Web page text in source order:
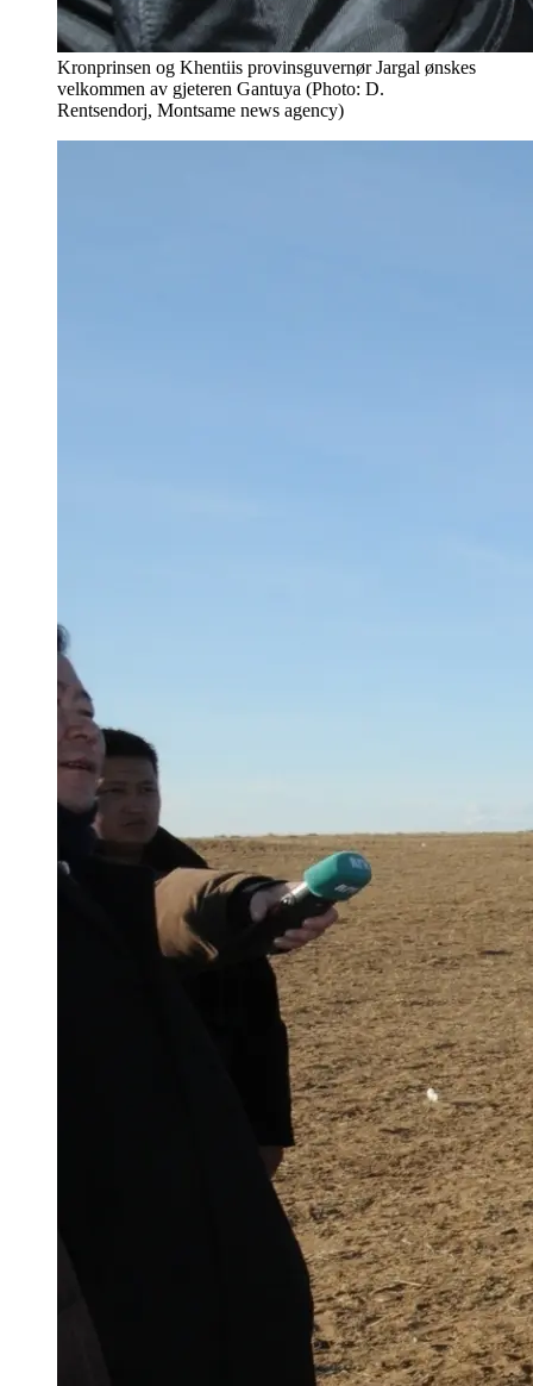
Kronprinsen og Khentiis provinsguvernør Jargal ønskes
velkommen av gjeteren Gantuya (Photo: D.
Rentsendorj, Montsame news agency)